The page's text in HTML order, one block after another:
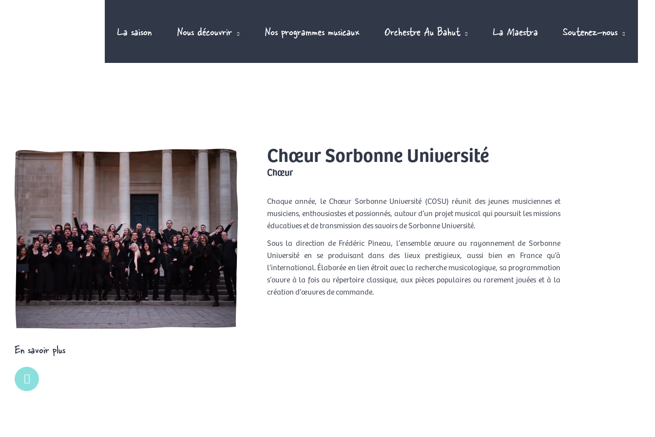
La saison Nous découvrir Nos programmes musicaux Orchestre Au Bahut La Maestra Soutenez-nous
En savoir plus
L
i
n
Chœur Sorbonne Université
Chœur
Chaque année, le Chœur Sorbonne Université (COSU) réunit des jeunes musiciennes et
musiciens, enthousiastes et passionnés, autour d’un projet musical qui poursuit les missions
éducatives et de transmission des savoirs de Sorbonne Université.
Sous la direction de Frédéric Pineau, l’ensemble œuvre au rayonnement de Sorbonne
Université en se produisant dans des lieux prestigieux, aussi bien en France qu’à
l’international. Élaborée en lien étroit avec la recherche musicologique, sa programmation
s’ouvre à la fois au répertoire classique, aux pièces populaires ou rarement jouées et à la
création d’œuvres de commande.